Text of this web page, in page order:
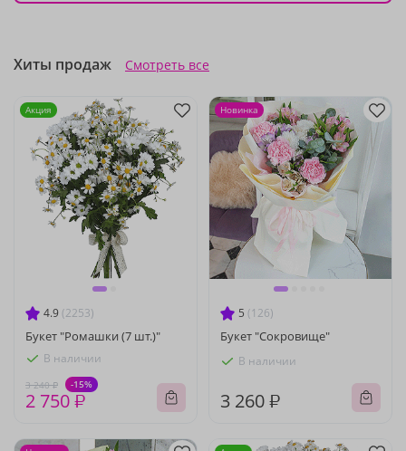
Хиты продаж Смотреть все
4.9 (2253)
Букет "Ромашки (7 шт.)"
В наличии
3 240 ₽ -15%
2 750 ₽
Акция
5 (126)
Букет "Сокровище"
В наличии
3 260 ₽
Новинка